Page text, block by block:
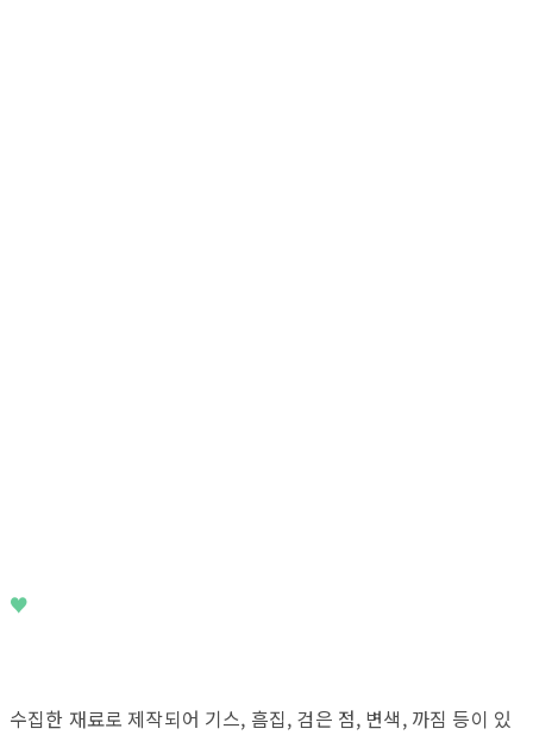
♥
수집한 재료로 제작되어 기스, 흠집, 검은 점, 변색, 까짐 등이 있